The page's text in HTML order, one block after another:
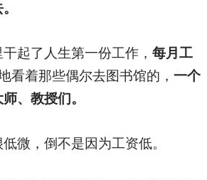
起了人生第一份工作， 每月工
看着那些偶尔去图书馆的， 一个
、教授们。
微，倒不是因为工资低。